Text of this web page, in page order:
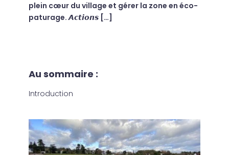
plein cœur du village et gérer la zone en éco-
paturage. 𝘼𝙘𝙩𝙞𝙤𝙣𝙨 […]
Au sommaire :
Introduction